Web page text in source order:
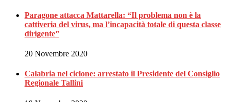
Paragone attacca Mattarella: “Il problema non è la
cattiveria del virus, ma l’incapacità totale di questa classe
dirigente”
20 Novembre 2020
Calabria nel ciclone: arrestato il Presidente del Consiglio
Regionale Tallini